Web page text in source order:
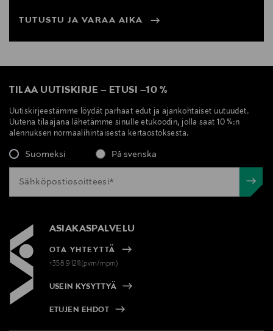
TUTUSTU JA VARAA AIKA
TILAA UUTISKIRJE – ETUSI –10 %
Uutiskirjeestämme löydät parhaat edut ja ajankohtaiset uutuudet.
Uutena tilaajana lähetämme sinulle etukoodin, jolla saat 10 %:n
alennuksen normaalihintaisesta kertaostoksesta.
Suomeksi På svenska
ASIAKASPALVELU
OTA YHTEYTTÄ
+358 9 1211(pvm/mpm)
USEIN KYSYTTYÄ
ETUJEN EHDOT